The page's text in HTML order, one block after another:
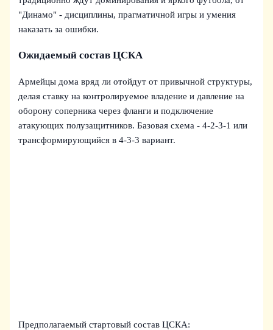
"Динамо" - дисциплины, прагматичной игры и умения
наказать за ошибки.
Ожидаемый состав ЦСКА
Армейцы дома вряд ли отойдут от привычной структуры,
делая ставку на контролируемое владение и давление на
оборону соперника через фланги и подключение
атакующих полузащитников. Базовая схема - 4-2-3-1 или
трансформирующийся в 4-3-3 вариант.
Предполагаемый стартовый состав ЦСКА: